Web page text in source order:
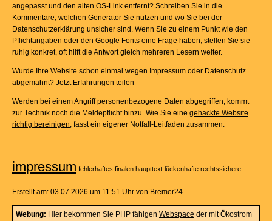
angepasst und den alten OS-Link entfernt? Schreiben Sie in die
Kommentare, welchen Generator Sie nutzen und wo Sie bei der
Datenschutzerklärung unsicher sind. Wenn Sie zu einem Punkt wie den
Pflichtangaben oder den Google Fonts eine Frage haben, stellen Sie sie
ruhig konkret, oft hilft die Antwort gleich mehreren Lesern weiter.
Wurde Ihre Website schon einmal wegen Impressum oder Datenschutz
abgemahnt? Jetzt Erfahrungen teilen
Werden bei einem Angriff personenbezogene Daten abgegriffen, kommt
zur Technik noch die Meldepflicht hinzu. Wie Sie eine gehackte Website
richtig bereinigen, fasst ein eigener Notfall-Leitfaden zusammen.
impressum fehlerhaftes finalen haupttext lückenhafte rechtssichere
Erstellt am: 03.07.2026 um 11:51 Uhr von Bremer24
Webung: Hier bekommen Sie PHP fähigen Webspace der mit Ökostrom